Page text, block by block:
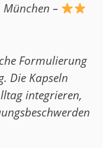
München –
Formulierung
Die Kapseln
integrieren,